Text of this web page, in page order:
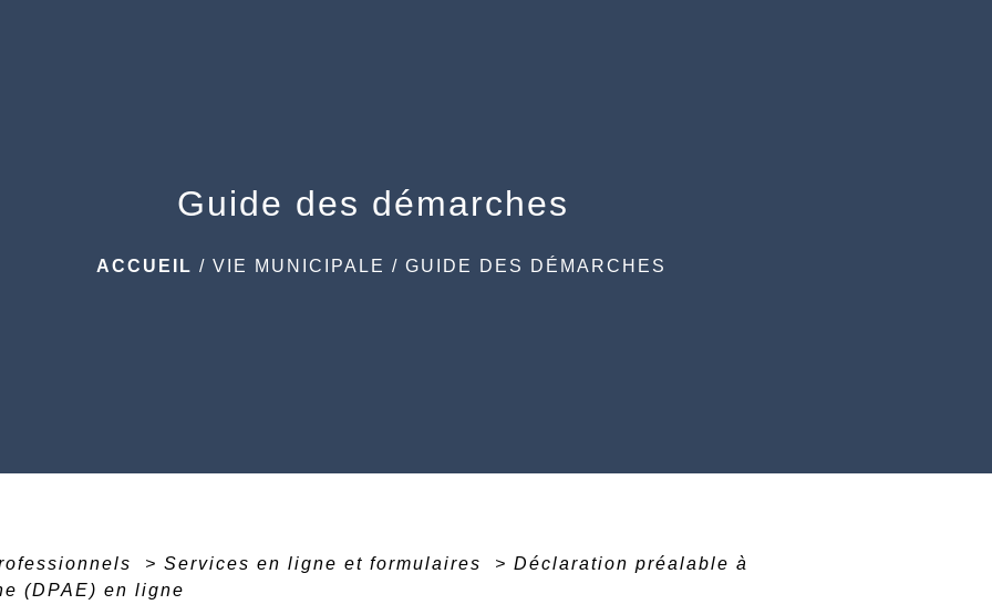
Guide des démarches
ACCUEIL /VIE MUNICIPALE /GUIDE DES DÉMARCHES
> Services en ligne et formulaires > Déclaration préalable à
(DPAE) en ligne